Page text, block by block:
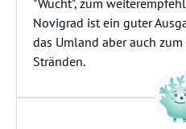
"Wucht", zum
Novigrad ist ein guter
das Umland aber auch
Stränden.